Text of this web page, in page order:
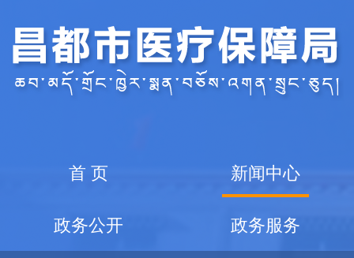
首 页 新闻中心
政务公开 政务服务